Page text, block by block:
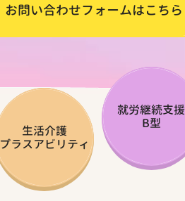
お問い合わせフォームはこちら
生活介護
プラスアビリティ
就労継続支援
B型